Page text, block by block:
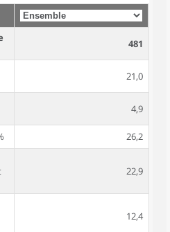
481
21,0
4,9
26,2
22,9
12,4